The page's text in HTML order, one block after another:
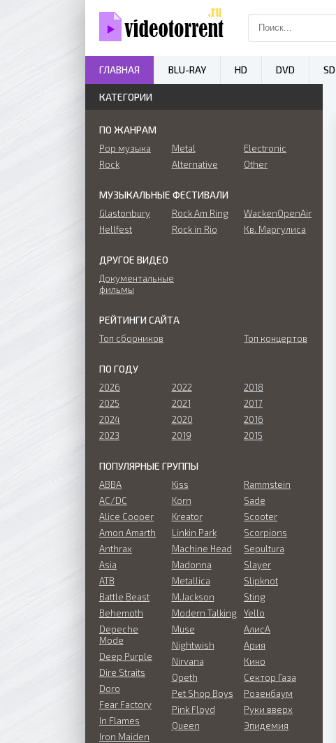
КАТЕГОРИИ
ПО ЖАНРАМ
Pop музыка
Rock
Metal
Alternative
Electronic
Other
МУЗЫКАЛЬНЫЕ ФЕСТИВАЛИ
Glastonbury
Hellfest
Rock Am Ring
Rock in Rio
WackenOpenAir
Кв. Маргулиса
ДРУГОЕ ВИДЕО
Документальные
фильмы
РЕЙТИНГИ САЙТА
Топ сборников Топ концертов
ПО ГОДУ
2026
2025
2024
2023
2022
2021
2020
2019
2018
2017
2016
2015
ПОПУЛЯРНЫЕ ГРУППЫ
ABBA
AC/DC
Alice Cooper
Amon Amarth
Anthrax
Asia
ATB
Battle Beast
Behemoth
Depeche
Mode
Deep Purple
Dire Straits
Doro
Fear Factory
In Flames
Iron Maiden
Kiss
Korn
Kreator
Linkin Park
Machine Head
Madonna
Metallica
M.Jackson
Modern Talking
Muse
Nightwish
Nirvana
Opeth
Pet Shop Boys
Pink Floyd
Queen
Rammstein
Sade
Scooter
Scorpions
Sepultura
Slayer
Slipknot
Sting
Yello
АлисА
Ария
Кино
Сектор Газа
Розенбаум
Руки вверх
Эпидемия
ГЛАВНАЯ BLU-RAY HD DVD SD